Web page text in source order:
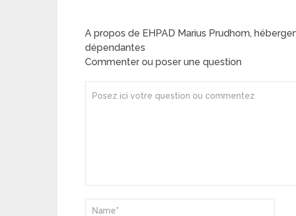
A propos de EHPAD Marius Prudhom,
dépendantes
Commenter ou poser une question